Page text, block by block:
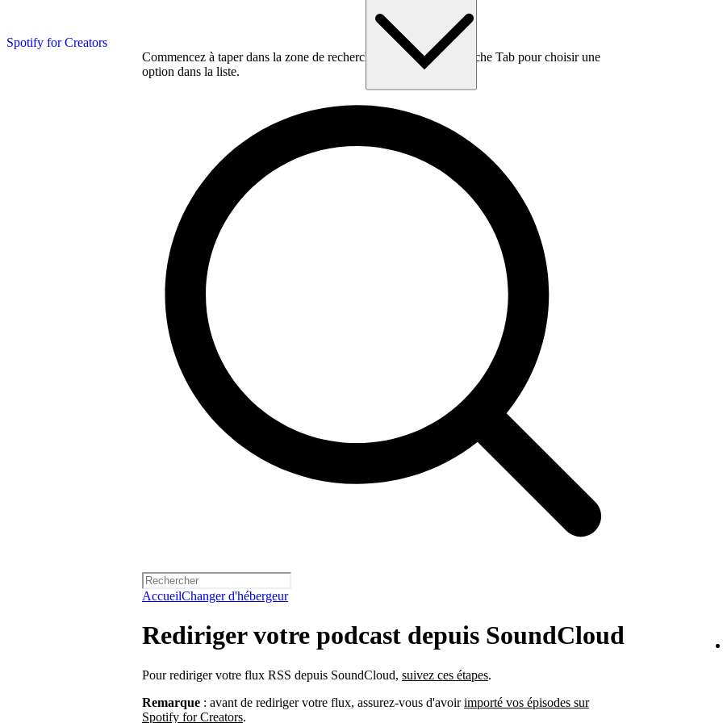
Spotify for Creators
Commencez à taper dans la zone de recherche, puis utilisez la touche Tab pour choisir une
option dans la liste.
AccueilChanger d'hébergeur
Rediriger votre podcast depuis SoundCloud
Pour rediriger votre flux RSS depuis SoundCloud, suivez ces étapes.
Remarque : avant de rediriger votre flux, assurez-vous d'avoirimporté vos épisodes sur
Spotify for Creators.